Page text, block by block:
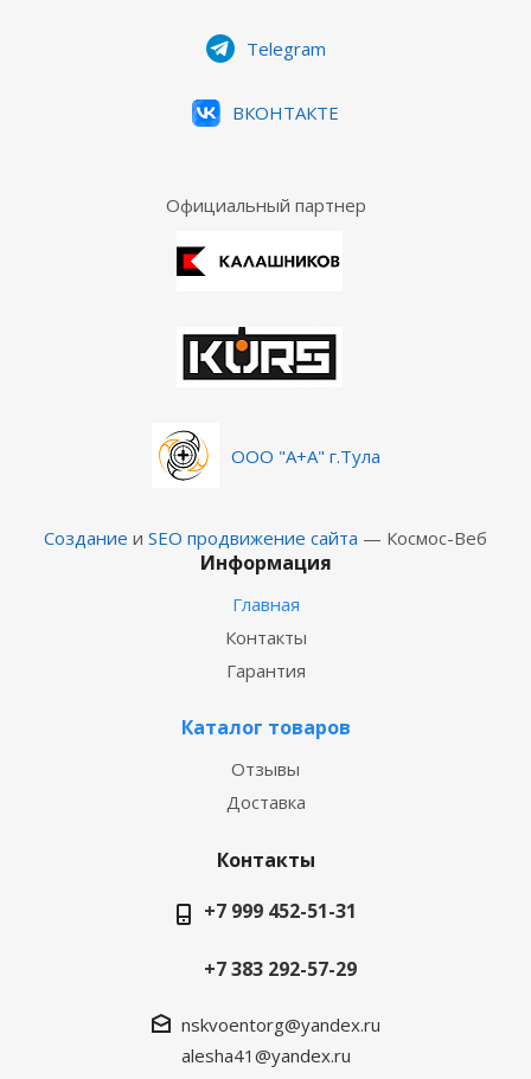
Telegram
ВКОНТАКТЕ
Официальный партнер
ООО "А+А" г.Тула
Создание и SEO продвижение сайта — Космос-Веб
Информация
Главная
Контакты
Гарантия
Каталог товаров
Отзывы
Доставка
Контакты
+7 999 452-51-31
+7 383 292-57-29
nskvoentorg@yandex.ru
alesha41@yandex.ru